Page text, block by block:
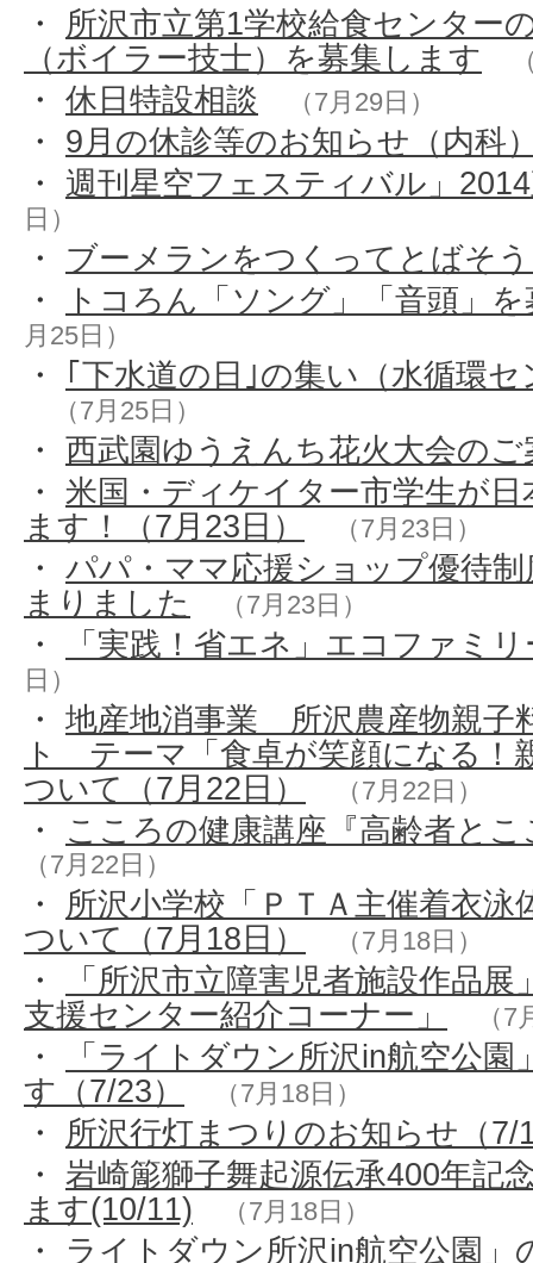
・ 所沢市立第1学校給食センター
（ボイラー技士）を募集します
・ 休日特設相談 （7月29日）
・ 9月の休診等のお知らせ（内科
・ 週刊星空フェスティバル」
日）
・ ブーメランをつくってとばそ
・
トコろん「ソング」「音頭」
月25日）
・ ｢下水道の日｣の集い（水循環
（7月25日）
・ 西武園ゆうえんち花火大会のご
・ 米国・ディケイター市学生が
ます！（7月23日）
（7月23日）
・ パパ・ママ応援ショップ優待
まりました
（7月23日）
・ 「実践！省エネ」エコファミ
日）
・ 地産地消事業 所沢農産物親子
ト テーマ「食卓が笑顔になる！
ついて（7月22日）
（7月22日）
・ こころの健康講座『高齢者と
（7月22日）
・ 所沢小学校「ＰＴＡ主催着衣泳
ついて（7月18日）
（7月18日）
・
「所沢市立障害児者施設作品
支援センター紹介コーナー」
（
・
「ライトダウン所沢in航空公
す（7/23）
（7月18日）
・ 所沢行灯まつりのお知らせ（7/
・ 岩崎簓獅子舞起源伝承400年記
ます(10/11)
（7月18日）
・ ライトダウン所沢in航空公園」